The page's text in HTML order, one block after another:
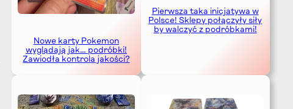
Nowe karty Pokemon
wyglądają jak… podróbki!
Zawiodła kontrola jakości?
Pierwsza taka inicjatywa w
Polsce! Sklepy połączyły siły
by walczyć z podróbkami!